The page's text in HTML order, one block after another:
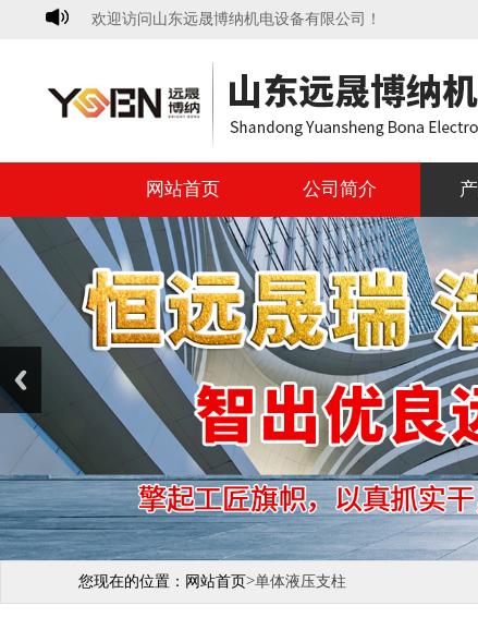
欢迎访问山东远晟博纳机电设备有限公司！
网站首页 公司简介
您现在的位置： 网站首页>单体液压支柱